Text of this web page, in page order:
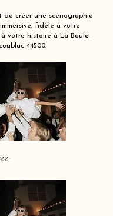
de créer une scénographie
fidèle à votre
votre histoire à La Baule-
44500.